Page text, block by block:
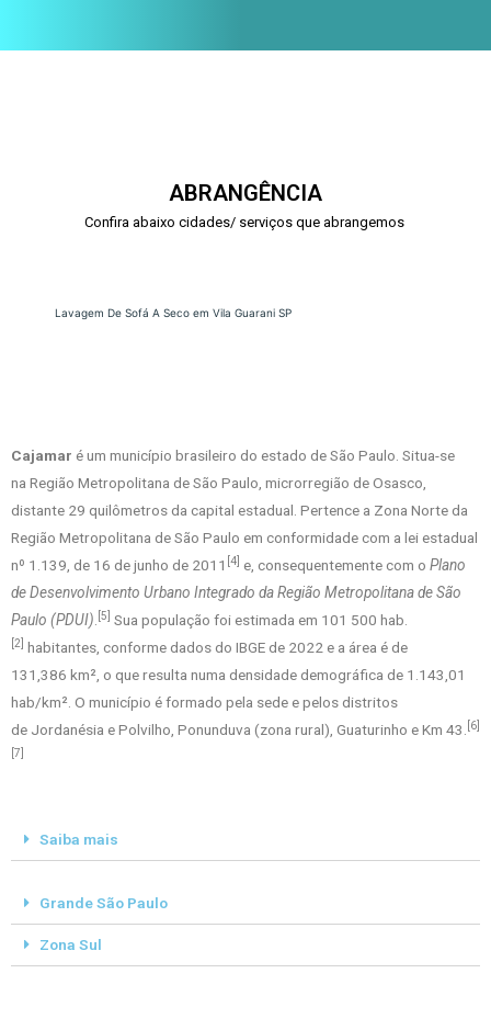
ABRANGÊNCIA
Confira abaixo cidades/ serviços que abrangemos
Lavagem De Sofá A Seco em Vila Guarani SP
Cajamar é um município brasileiro do estado de São Paulo. Situa-se
na Região Metropolitana de São Paulo, microrregião de Osasco,
distante 29 quilômetros da capital estadual. Pertence a Zona Norte da
Região Metropolitana de São Paulo em conformidade com a lei estadual
nº 1.139, de 16 de junho de 2011 [4] e, consequentemente com o Plano
de Desenvolvimento Urbano Integrado da Região Metropolitana de São
Paulo (PDUI) [5] Sua população foi estimada em 101 500 hab.
[2] habitantes, conforme dados do IBGE de 2022 e a área é de
131,386 km², o que resulta numa densidade demográfica de 1.143,01
hab/km². O município é formado pela sede e pelos distritos
de Jordanésia e Polvilho, Ponunduva (zona rural), Guaturinho e Km 43. [6]
[7]
Saiba mais
Grande São Paulo
Zona Sul